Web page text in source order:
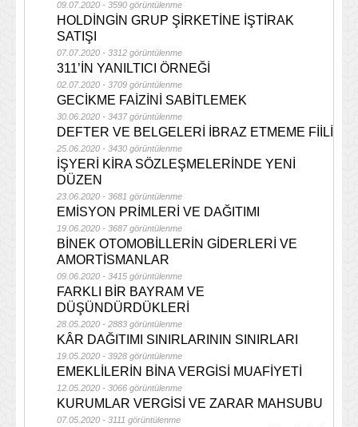
09.07.2020 - 3590 görüntülenme
HOLDİNGİN GRUP ŞİRKETİNE İŞTİRAK
SATIŞI
07.07.2020 - 3312 görüntülenme
311’İN YANILTICI ÖRNEĞİ
02.07.2020 - 3709 görüntülenme
GECİKME FAİZİNİ SABİTLEMEK
30.06.2020 - 3437 görüntülenme
DEFTER VE BELGELERİ İBRAZ ETMEME FİİLİ
25.06.2020 - 3430 görüntülenme
İŞYERİ KİRA SÖZLEŞMELERİNDE YENİ
DÜZEN
23.06.2020 - 3681 görüntülenme
EMİSYON PRİMLERİ VE DAĞITIMI
19.06.2020 - 3687 görüntülenme
BİNEK OTOMOBİLLERİN GİDERLERİ VE
AMORTİSMANLAR
09.06.2020 - 3415 görüntülenme
FARKLI BİR BAYRAM VE
DÜŞÜNDÜRDÜKLERİ
28.05.2020 - 2883 görüntülenme
KÂR DAĞITIMI SINIRLARININ SINIRLARI
19.05.2020 - 3928 görüntülenme
EMEKLİLERİN BİNA VERGİSİ MUAFİYETİ
12.05.2020 - 3066 görüntülenme
KURUMLAR VERGİSİ VE ZARAR MAHSUBU
07.05.2020 - 3111 görüntülenme